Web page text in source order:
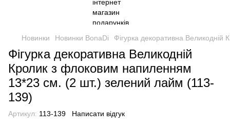
Новинки Новинки BonaDi Фігурка декоративна
Фігурка декоративна Великодній
Кролик з флоковим напиленням
13*23 см. (2 шт.) зелений лайм (113-
139)
Артикул: 113-139 Написати відгук